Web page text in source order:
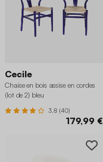
Cecile
Chaise en bois assise en cordes
(lot de 2) bleu
3.8 (40)
179,99 €